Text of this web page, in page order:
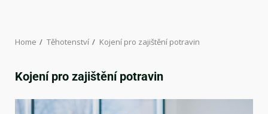
Home Těhotenství Kojení pro zajištění potravin
Kojení pro zajištění potravin